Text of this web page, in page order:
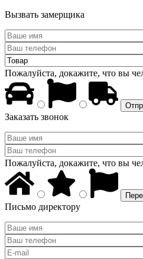
Вызвать замерщика
Пожалуйста, докажите, что вы
Заказать звонок
Пожалуйста, докажите, что вы
Письмо директору